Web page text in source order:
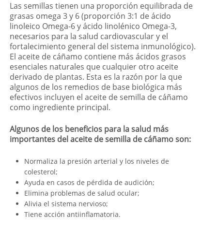
Las semillas tienen una proporción equilibrada de
grasas omega 3 y 6 (proporción 3:1 de ácido
linoleico Omega-6 y ácido linolénico Omega-3,
necesarios para la salud cardiovascular y el
fortalecimiento general del sistema inmunológico).
El aceite de cáñamo contiene más ácidos grasos
esenciales naturales que cualquier otro aceite
derivado de plantas. Esta es la razón por la que
algunos de los remedios de base biológica más
efectivos incluyen el aceite de semilla de cáñamo
como ingrediente principal.
Algunos de los beneficios para la salud más
importantes del aceite de semilla de cáñamo son:
Normaliza la presión arterial y los niveles de
colesterol;
Ayuda en casos de pérdida de audición;
Elimina problemas de salud ocular;
Alivia el sistema nervioso;
Tiene acción antiinflamatoria.